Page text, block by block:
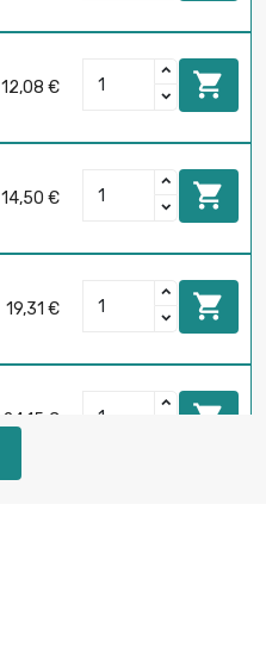
12,08 € 
14,50 € 
19,31 € 
24,15 € 